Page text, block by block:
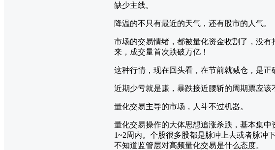
缺少主线。
降温的不只有最近的天气，还有股市的人气。
市场的交易情绪，都被量化资金收割了，没
来，成交量首次跌破万亿！
这种行情，现在回头看，在节前就减仓，是正
近期少亏就是赚，暴跌接近腰斩的周期票应该
量化交易主导的市场，人斗不过机器。
量化交易操作的大体思想追涨杀跌，基本集
1~2周内。个股很多股都是脉冲上去或者脉冲
不知道监管层对高频量化交易是什么态度。